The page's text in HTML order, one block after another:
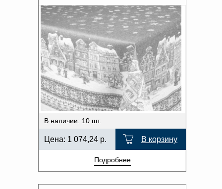
В наличии: 10 шт.
Цена: 1 074,24 р. В корзину
Подробнее